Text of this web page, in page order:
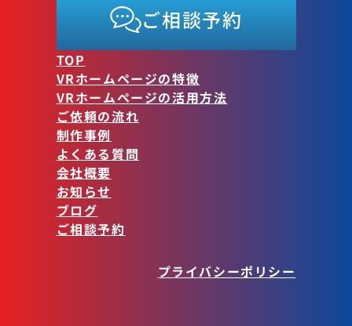
ご相談予約
TOP
VRホームページの特徴
VRホームページの活用方法
ご依頼の流れ
制作事例
よくある質問
会社概要
お知らせ
ブログ
ご相談予約
プライバシーポリシー